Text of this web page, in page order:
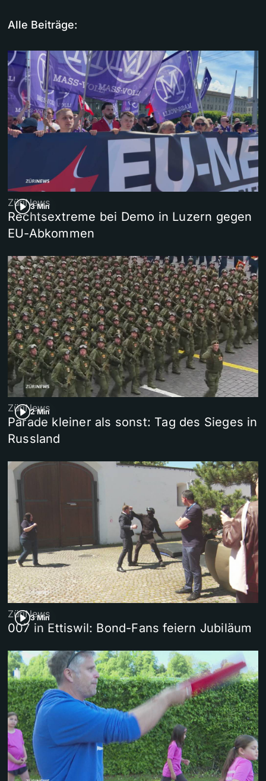
Alle Beiträge:
3 Min
ZüriNews
Rechtsextreme bei Demo in Luzern gegen
EU-Abkommen
2 Min
ZüriNews
Parade kleiner als sonst: Tag des Sieges in
Russland
3 Min
ZüriNews
007 in Ettiswil: Bond-Fans feiern Jubiläum